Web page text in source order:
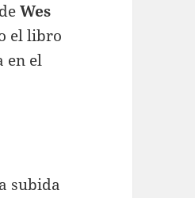
Wes
el libro
en el
subida